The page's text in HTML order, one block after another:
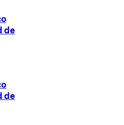
de
de